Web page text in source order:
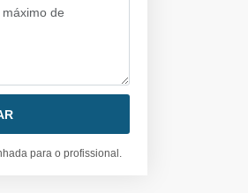
para o profissional.